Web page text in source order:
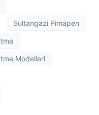
Sultangazi Pimapen
Modelleri